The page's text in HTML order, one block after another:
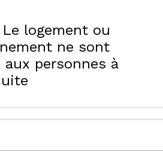
!
Le logement ou
ne sont
aux personnes à